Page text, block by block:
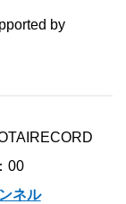
by
00
ネル